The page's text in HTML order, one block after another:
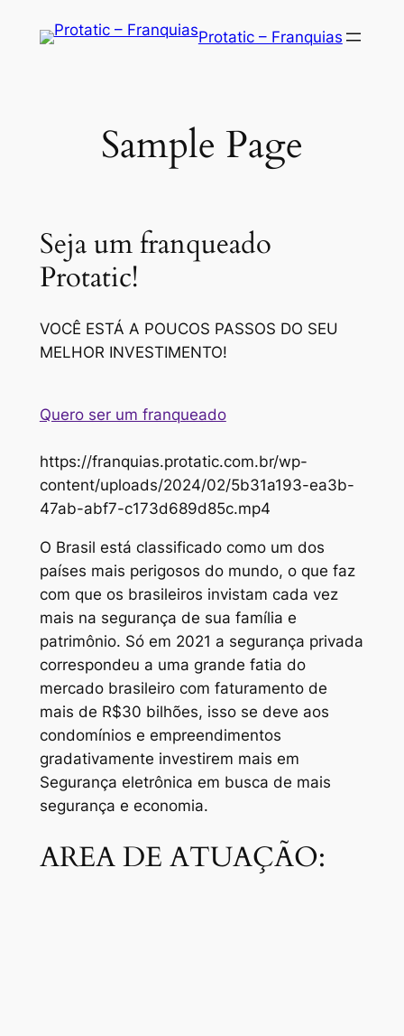
Protatic – Franquias
Sample Page
Seja um franqueado
Protatic!
VOCÊ ESTÁ A POUCOS PASSOS DO SEU
MELHOR INVESTIMENTO!
Quero ser um franqueado
https://franquias.protatic.com.br/wp-
content/uploads/2024/02/5b31a193-ea3b-
47ab-abf7-c173d689d85c.mp4
O Brasil está classificado como um dos
países mais perigosos do mundo, o que faz
com que os brasileiros invistam cada vez
mais na segurança de sua família e
patrimônio. Só em 2021 a segurança privada
correspondeu a uma grande fatia do
mercado brasileiro com faturamento de
mais de R$30 bilhões, isso se deve aos
condomínios e empreendimentos
gradativamente investirem mais em
Segurança eletrônica em busca de mais
segurança e economia.
AREA DE ATUAÇÃO: